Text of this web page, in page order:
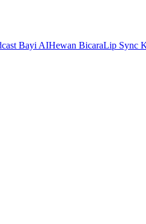
Bayi AIHewan BicaraLip Sync